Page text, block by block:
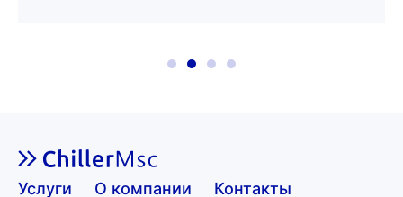
Услуги О компании Контакты